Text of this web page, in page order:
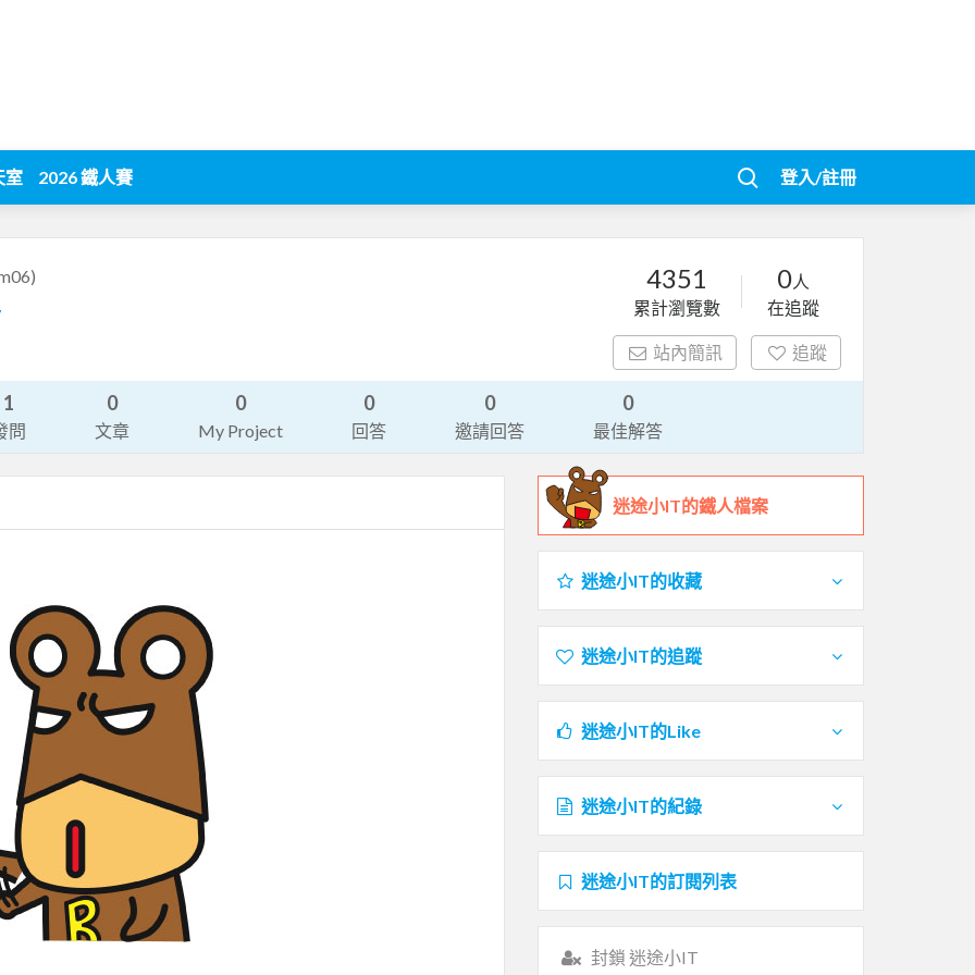
室 2026 鐵人賽 登入/註冊
4351
累計瀏覽數
0人
在追蹤
站內簡訊 追蹤
1
問
0
文章
0
My Project
0
回答
0
邀請回答
0
最佳解答
迷途小IT的鐵人檔案
迷途小IT的收藏
迷途小IT的追蹤
迷途小IT的Like
迷途小IT的紀錄
迷途小IT的訂閱列表
封鎖 迷途小IT